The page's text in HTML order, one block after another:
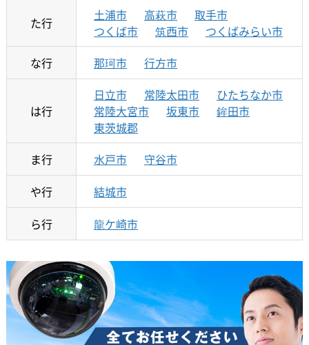
た行 土浦市 高萩市
取手市
つくば市
筑西市
つくばみらい市
な行
那珂市 行方市
は行
日立市 常陸太田市
ひたちなか市
常陸大宮市
坂東市
鉾田市
東茨城郡
ま行
水戸市
守谷市
や行
結城市
ら行
龍ケ崎市